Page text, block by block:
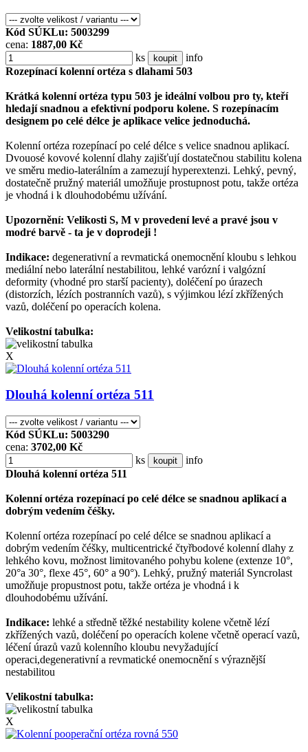
Kód SÚKLu: 5003299
cena: 1887,00 Kč
ks
koupit
info
Rozepínací kolenní ortéza s dlahami 503
Krátká kolenní ortéza typu 503 je ideální volbou pro ty, kteří
hledají snadnou a efektivní podporu kolene. S rozepínacím
designem po celé délce je aplikace velice jednoduchá.
Kolenní ortéza rozepínací po celé délce s velice snadnou aplikací.
Dvouosé kovové kolenní dlahy zajišťují dostatečnou stabilitu kolena
ve směru medio-laterálním a zamezují hyperextenzi. Lehký, pevný,
dostatečně pružný materiál umožňuje prostupnost potu, takže ortéza
je vhodná i k dlouhodobému užívání.
Upozornění: Velikosti S, M v provedení levé a pravé jsou v
modré barvě - ta je v doprodeji !
Indikace: degenerativní a revmatická onemocnění kloubu s lehkou
mediální nebo laterální nestabilitou, lehké varózní i valgózní
deformity (vhodné pro starší pacienty), doléčení po úrazech
(distorzích, lézích postranních vazů), s výjimkou lézí zkřížených
vazů, doléčení po operacích kolena.
Velikostní tabulka:
X
Dlouhá kolenní ortéza 511
Kód SÚKLu: 5003290
cena: 3702,00 Kč
ks
koupit
info
Dlouhá kolenní ortéza 511
Kolenní ortéza rozepínací po celé délce se snadnou aplikací a
dobrým vedením čéšky.
Kolenní ortéza rozepínací po celé délce se snadnou aplikací a
dobrým vedením čéšky, multicentrické čtyřbodové kolenní dlahy z
lehkého kovu, možnost limitovaného pohybu kolene (extenze 10°,
20°a 30°, flexe 45°, 60° a 90°). Lehký, pružný materiál Syncrolast
umožňuje propustnost potu, takže ortéza je vhodná i k
dlouhodobému užívání.
Indikace: lehké a středně těžké nestability kolene včetně lézí
zkřížených vazů, doléčení po operacích kolene včetně operací vazů,
léčení úrazů vazů kolenního kloubu nevyžadující
operaci,degenerativní a revmatické onemocnění s výraznější
nestabilitou
Velikostní tabulka:
X